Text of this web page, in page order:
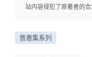
站内容侵犯了原著者的合
普惠集系列